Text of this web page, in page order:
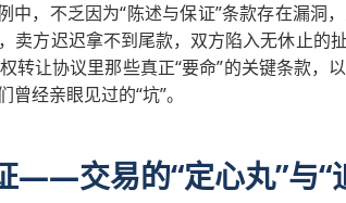
中，不乏因为“陈述与保证”条款存在漏洞
卖方迟迟拿不到尾款，双方陷入无休止的
转让协议里那些真正“要命”的关键条款，
经亲眼见过的“坑”。
——交易的“定心丸”与“